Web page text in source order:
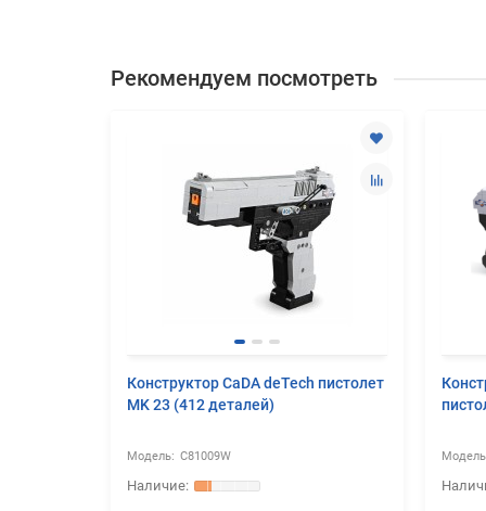
Рекомендуем посмотреть
Конструктор CaDA deTech пистолет
MK 23 (412 деталей)
C81009W